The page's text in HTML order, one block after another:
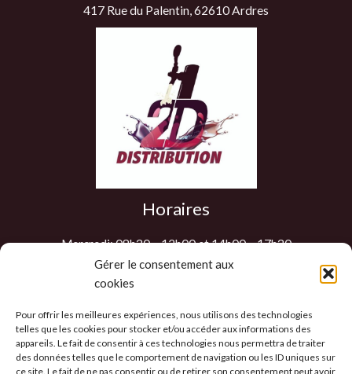
Gérer le consentement aux
cookies
Pour offrir les meilleures expériences, nous utilisons des technologies
telles que les cookies pour stocker et/ou accéder aux informations des
appareils. Le fait de consentir à ces technologies nous permettra de traiter
des données telles que le comportement de navigation ou les ID uniques sur
ce site. Le fait de ne pas consentir ou de retirer son consentement peut avoir
417 Rue du Palentin, 62610 Ardres
Horaires
Mercredi: 08h30 – 12h00 et 14h00 – 17h30
Jeudi: 08h30 – 12h00 et 14h00 – 17h30
Vendredi: 08h30 – 12h00 et 14h00 – 17h30
Les autres jours sur RDV